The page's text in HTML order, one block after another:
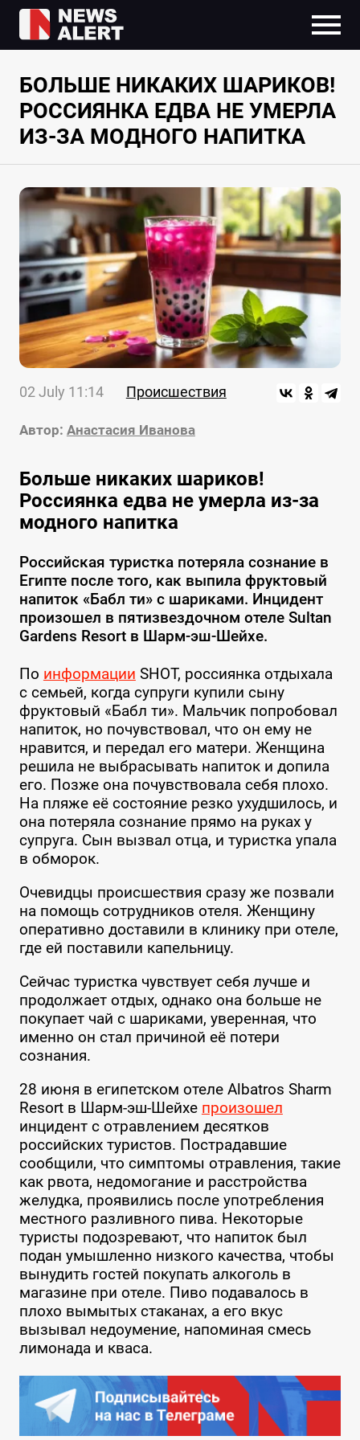
БОЛЬШЕ НИКАКИХ ШАРИКОВ!
РОССИЯНКА ЕДВА НЕ УМЕРЛА
ИЗ-ЗА МОДНОГО НАПИТКА
02 July 11:14 Происшествия
Автор: Анастасия Иванова
Больше никаких шариков!
Россиянка едва не умерла из-за
модного напитка
Российская туристка потеряла сознание в
Египте после того, как выпила фруктовый
напиток «Бабл ти» с шариками. Инцидент
произошел в пятизвездочном отеле Sultan
Gardens Resort в Шарм-эш-Шейхе.
По информации SHOT, россиянка отдыхала
с семьей, когда супруги купили сыну
фруктовый «Бабл ти». Мальчик попробовал
напиток, но почувствовал, что он ему не
нравится, и передал его матери. Женщина
решила не выбрасывать напиток и допила
его. Позже она почувствовала себя плохо.
На пляже её состояние резко ухудшилось, и
она потеряла сознание прямо на руках у
супруга. Сын вызвал отца, и туристка упала
в обморок.
Очевидцы происшествия сразу же позвали
на помощь сотрудников отеля. Женщину
оперативно доставили в клинику при отеле,
где ей поставили капельницу.
Сейчас туристка чувствует себя лучше и
продолжает отдых, однако она больше не
покупает чай с шариками, уверенная, что
именно он стал причиной её потери
сознания.
28 июня в египетском отеле Albatros Sharm
Resort в Шарм-эш-Шейхе произошел
инцидент с отравлением десятков
российских туристов. Пострадавшие
сообщили, что симптомы отравления, такие
как рвота, недомогание и расстройства
желудка, проявились после употребления
местного разливного пива. Некоторые
туристы подозревают, что напиток был
подан умышленно низкого качества, чтобы
вынудить гостей покупать алкоголь в
магазине при отеле. Пиво подавалось в
плохо вымытых стаканах, а его вкус
вызывал недоумение, напоминая смесь
лимонада и кваса.